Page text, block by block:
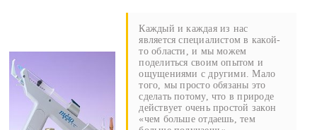
Каждый и каждая из нас
является специалистом в какой-
то области, и мы можем
поделиться своим опытом и
ощущениями с другими. Мало
того, мы просто обязаны это
сделать потому, что в природе
действует очень простой закон
«чем больше отдаешь, тем